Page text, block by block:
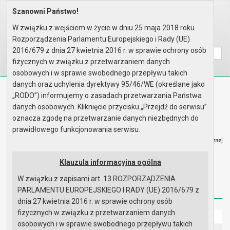
Home Organy Rada Miejska
Wyszukaj na stronie:
A AA
Biuletyn Informacji Publicznej
Urząd Miasta i Gminy w Gryfinie
Redakcja Instrukcja korzystania Dostępność
Strona główna
Szanowni Państwo!
W związku z wejściem w życie w dniu 25 maja 2018 roku
Rozporządzenia Parlamentu Europejskiego i Rady (UE)
2016/679 z dnia 27 kwietnia 2016 r. w sprawie ochrony osób
fizycznych w związku z przetwarzaniem danych
osobowych i w sprawie swobodnego przepływu takich
danych oraz uchylenia dyrektywy 95/46/WE (określane jako
„RODO”) informujemy o zasadach przetwarzania Państwa
danych osobowych. Kliknięcie przycisku „Przejdź do serwisu”
oznacza zgodę na przetwarzanie danych niezbędnych do
prawidłowego funkcjonowania serwisu.
Klauzula informacyjna ogólna
W związku z zapisami art. 13 ROZPORZĄDZENIA
PARLAMENTU EUROPEJSKIEGO I RADY (UE) 2016/679 z
dnia 27 kwietnia 2016 r. w sprawie ochrony osób
fizycznych w związku z przetwarzaniem danych
osobowych i w sprawie swobodnego przepływu takich